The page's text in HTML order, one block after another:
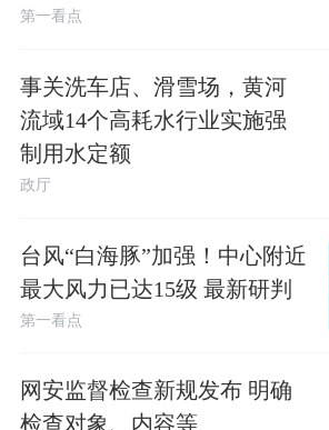
第一看点
事关洗车店、滑雪场，黄河
流域14个高耗水行业实施强
制用水定额
政厅
台风“白海豚”加强！中心附近
最大风力已达15级 最新研判
第一看点
网安监督检查新规发布 明确
检查对象、内容等